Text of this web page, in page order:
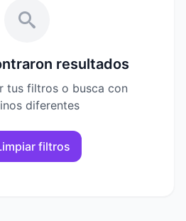
resultados
tus filtros o busca con
diferentes
filtros